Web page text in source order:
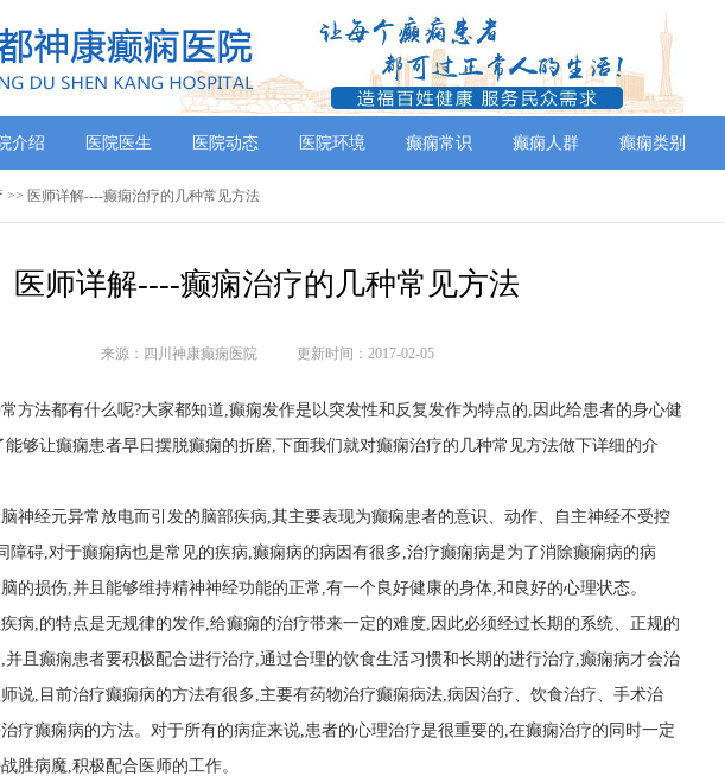
介绍 医院医生 医院动态 医院环境 癫痫常识 癫痫人群 癫痫类别
>> 医师详解----癫痫治疗的几种常见方法
医师详解----癫痫治疗的几种常见方法
来源：四川神康癫痫医院 更新时间：2017-02-05
方法都有什么呢?大家都知道,癫痫发作是以突发性和反复发作为特点的,因此给患者的身心健
能够让癫痫患者早日摆脱癫痫的折磨,下面我们就对癫痫治疗的几种常见方法做下详细的介
神经元异常放电而引发的脑部疾病,其主要表现为癫痫患者的意识、动作、自主神经不受控
障碍,对于癫痫病也是常见的疾病,癫痫病的病因有很多,治疗癫痫病是为了消除癫痫病的病
的损伤,并且能够维持精神神经功能的正常,有一个良好健康的身体,和良好的心理状态。
病,的特点是无规律的发作,给癫痫的治疗带来一定的难度,因此必须经过长期的系统、正规的
且癫痫患者要积极配合进行治疗,通过合理的饮食生活习惯和长期的进行治疗,癫痫病才会治
说,目前治疗癫痫病的方法有很多,主要有药物治疗癫痫病法,病因治疗、饮食治疗、手术治
疗癫痫病的方法。对于所有的病症来说,患者的心理治疗是很重要的,在癫痫治疗的同时一定
胜病魔,积极配合医师的工作。